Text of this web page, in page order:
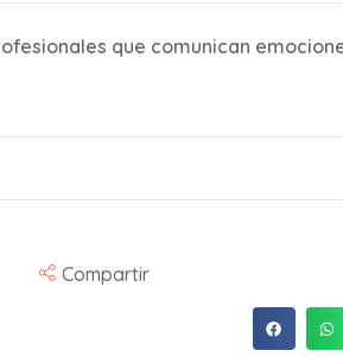
que comunican
Compartir